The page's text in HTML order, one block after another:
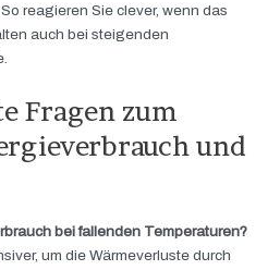
reagieren Sie clever, wenn das
auch bei steigenden
Fragen zum
und
bei fallenden Temperaturen?
um die Wärmeverluste durch